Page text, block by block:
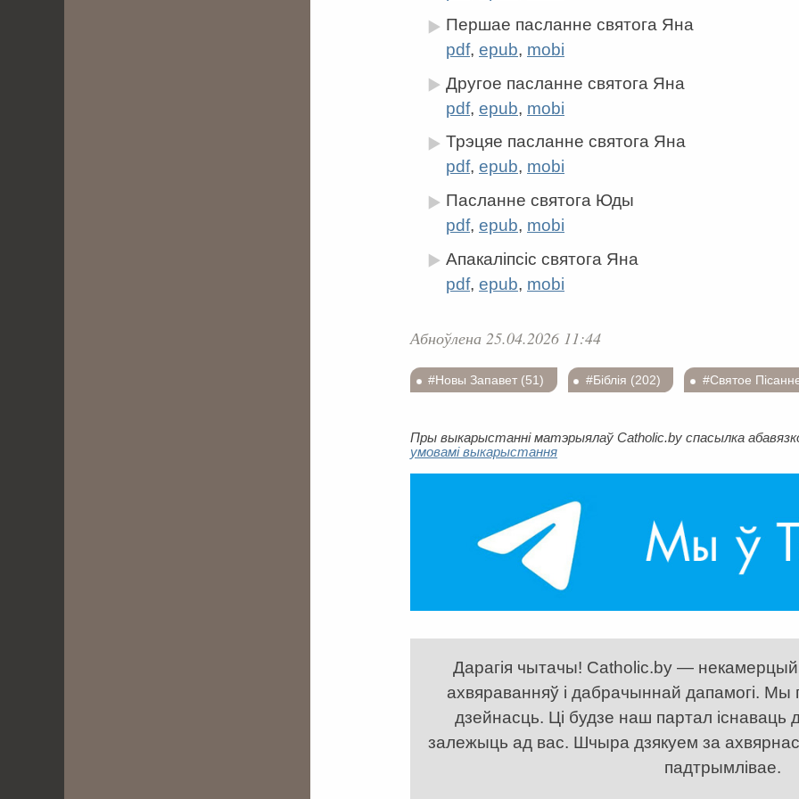
Першае пасланне святога Яна
pdf, epub, mobi
Другое пасланне святога Яна
pdf, epub, mobi
Трэцяе пасланне святога Яна
pdf, epub, mobi
Пасланне святога Юды
pdf, epub, mobi
Апакаліпсіс святога Яна
pdf, epub, mobi
Абноўлена 25.04.2026 11:44
#Новы Запавет (51) #Біблія (202) #Святое
Пры выкарыстанні матэрыялаў Catholic.by спасылка
умовамі выкарыстання
Дарагія чытачы! Catholic.by —
ахвяраванняў і дабрачыннай дапамогі.
дзейнасць. Ці будзе наш партал існаваць
залежыць ад вас. Шчыра дзякуем за
падтрымлівае.